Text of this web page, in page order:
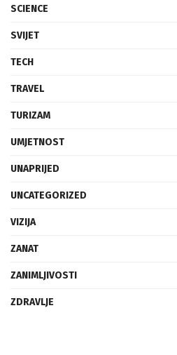
SCIENCE
SVIJET
TECH
TRAVEL
TURIZAM
UMJETNOST
UNAPRIJED
UNCATEGORIZED
VIZIJA
ZANAT
ZANIMLJIVOSTI
ZDRAVLJE